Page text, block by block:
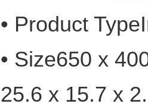
• Product
• Size650 x
25.6 x 15.7 x